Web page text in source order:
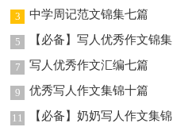
5篇
3 中学周记范文锦集七篇
5
【必备】写人优秀作文锦集
十篇
7 写人优秀作文汇编七篇
9 优秀写人作文集锦十篇
11
【必备】奶奶写人作文集锦